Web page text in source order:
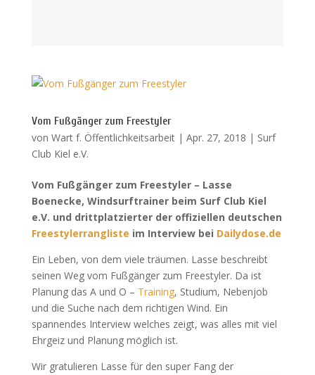
Vom Fußgänger zum Freestyler
von Wart f. Öffentlichkeitsarbeit| Apr. 27, 2018 | Surf
Club Kiel e.V.
Vom Fußgänger zum Freestyler – Lasse
Boenecke, Windsurftrainer beim Surf Club Kiel
e.V. und drittplatzierter der offiziellen deutschen
Freestylerrangliste im Interview bei Dailydose.de
Ein Leben, von dem viele träumen. Lasse beschreibt
seinen Weg vom Fußgänger zum Freestyler. Da ist
Planung das A und O – Training, Studium, Nebenjob
und die Suche nach dem richtigen Wind. Ein
spannendes Interview welches zeigt, was alles mit viel
Ehrgeiz und Planung möglich ist.
Wir gratulieren Lasse für den super Fang der